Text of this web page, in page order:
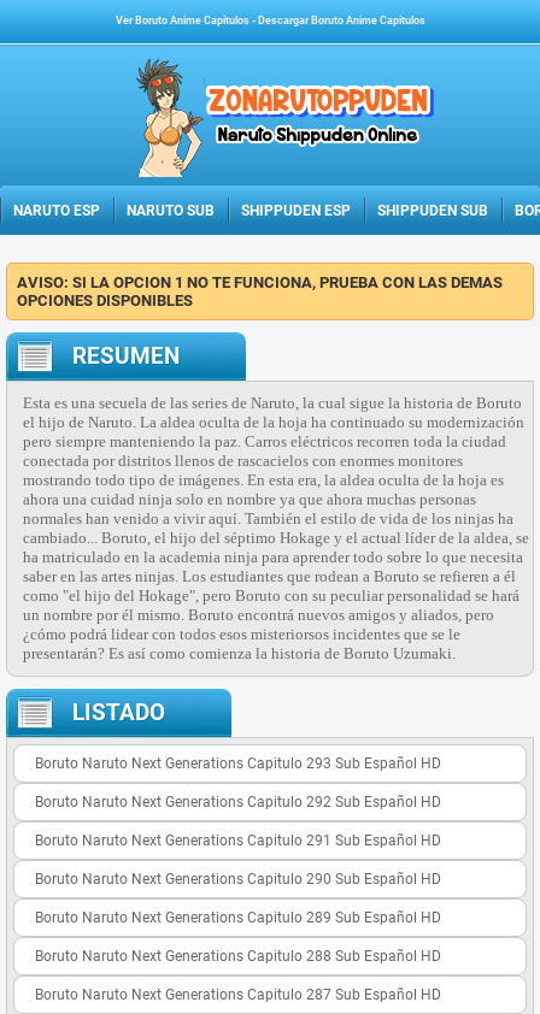
Ver Boruto Anime Capitulos- Descargar Boruto Anime Capitulos
NARUTO ESP NARUTO SUB SHIPPUDEN ESP SHIPPUDEN SUB
AVISO: SI LA OPCION 1 NO TE FUNCIONA, PRUEBA CON LAS DEMAS
OPCIONES DISPONIBLES
RESUMEN
Esta es una secuela de las series de Naruto, la cual sigue la historia de Boruto
el hijo de Naruto. La aldea oculta de la hoja ha continuado su modernización
pero siempre manteniendo la paz. Carros eléctricos recorren toda la ciudad
conectada por distritos llenos de rascacielos con enormes monitores
mostrando todo tipo de imágenes. En esta era, la aldea oculta de la hoja es
ahora una cuidad ninja solo en nombre ya que ahora muchas personas
normales han venido a vivir aquí. También el estilo de vida de los ninjas ha
cambiado... Boruto, el hijo del séptimo Hokage y el actual líder de la aldea, se
ha matriculado en la academia ninja para aprender todo sobre lo que necesita
saber en las artes ninjas. Los estudiantes que rodean a Boruto se refieren a él
como "el hijo del Hokage", pero Boruto con su peculiar personalidad se hará
un nombre por él mismo. Boruto encontrá nuevos amigos y aliados, pero
¿cómo podrá lidear con todos esos misteriorsos incidentes que se le
presentarán? Es así como comienza la historia de Boruto Uzumaki.
LISTADO
Boruto Naruto Next Generations Capitulo 293 Sub Español HD
Boruto Naruto Next Generations Capitulo 292 Sub Español HD
Boruto Naruto Next Generations Capitulo 291 Sub Español HD
Boruto Naruto Next Generations Capitulo 290 Sub Español HD
Boruto Naruto Next Generations Capitulo 289 Sub Español HD
Boruto Naruto Next Generations Capitulo 288 Sub Español HD
Boruto Naruto Next Generations Capitulo 287 Sub Español HD